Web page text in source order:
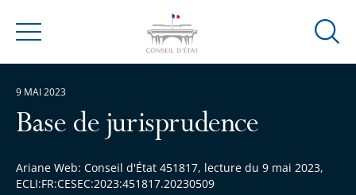
Menu
Ouvrir
Base de jurisprudence
Ariane Web: Conseil d'État 451817, lecture du 9 mai 2023,
ECLI:FR:CESEC:2023:451817.20230509
9 MAI 2023